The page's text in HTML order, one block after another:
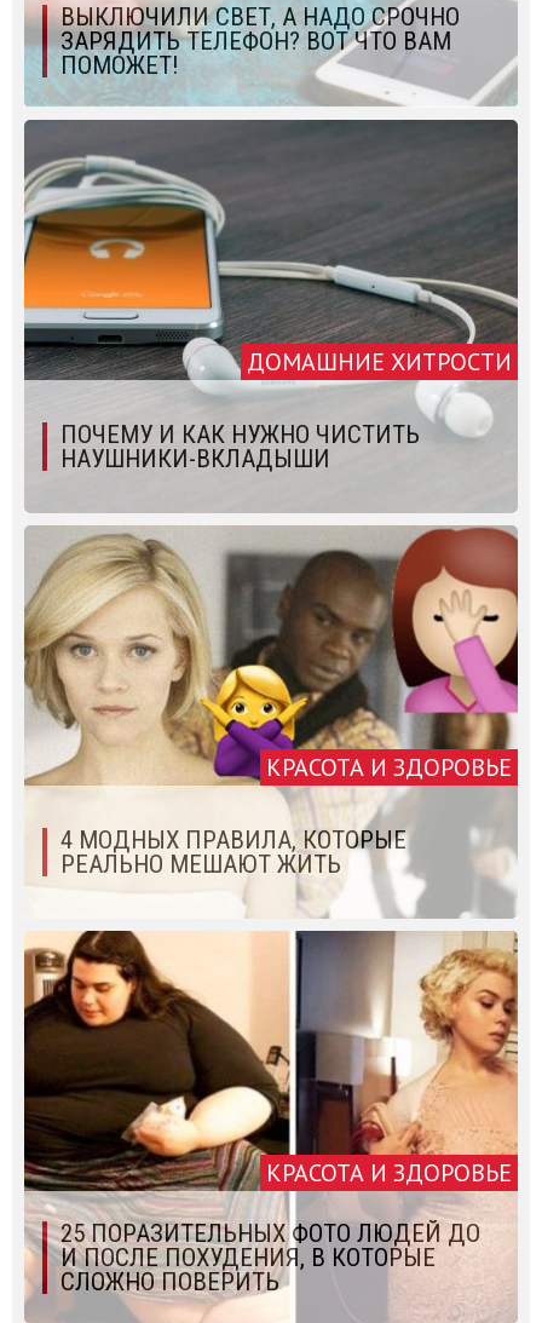
ВЫКЛЮЧИЛИ СВЕТ, А НАДО СРОЧНО
ЗАРЯДИТЬ ТЕЛЕФОН? ВОТ ЧТО ВАМ
ПОМОЖЕТ!
ДОМАШНИЕ ХИТРОСТИ
ПОЧЕМУ И КАК НУЖНО ЧИСТИТЬ
НАУШНИКИ-ВКЛАДЫШИ
КРАСОТА И ЗДОРОВЬЕ
4 МОДНЫХ ПРАВИЛА, КОТОРЫЕ
РЕАЛЬНО МЕШАЮТ ЖИТЬ
КРАСОТА И ЗДОРОВЬЕ
25 ПОРАЗИТЕЛЬНЫХ ФОТО ЛЮДЕЙ ДО
И ПОСЛЕ ПОХУДЕНИЯ, В КОТОРЫЕ
СЛОЖНО ПОВЕРИТЬ